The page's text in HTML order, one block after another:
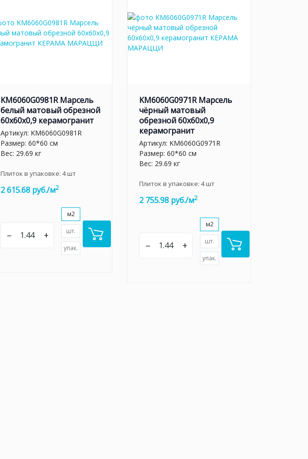
KM6060G0981R Марсель
белый матовый обрезной
60x60x0,9 керамогранит
Артикул: KM6060G0981R
Размер: 60*60 см
Вес: 29.69 кг
Плиток в упаковке: 4шт
2 615.68 руб./м2
– +
м2
шт.
упак.
KM6060G0971R Марсель
чёрный матовый
обрезной 60x60x0,9
керамогранит
Артикул: KM6060G0971R
Размер: 60*60 см
Вес: 29.69 кг
Плиток в упаковке: 4шт
2 755.98 руб./м2
– +
м2
шт.
упак.